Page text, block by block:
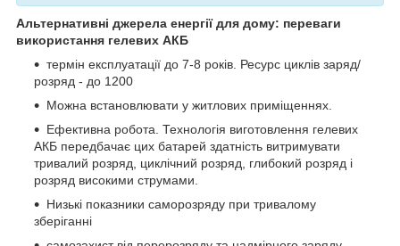
Альтернативні джерела енергії для дому: переваги
використання гелевих АКБ
термін експлуатації до 7-8 років. Ресурс циклів заряд/
розряд - до 1200
Можна встановлювати у житлових приміщеннях.
Ефективна робота. Технологія виготовлення гелевих
АКБ передбачає цих батарей здатність витримувати
тривалий розряд, циклічний розряд, глибокий розряд і
розряд високими струмами.
Низькі показники саморозряду при тривалому
зберіганні